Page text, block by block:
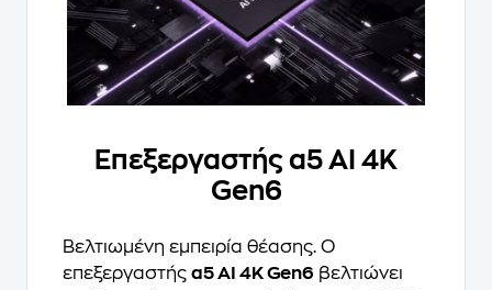
Επεξεργαστής α5 ΑΙ 4K
Gen6
Βελτιωμένη εμπειρία θέασης. Ο
επεξεργαστής α5 AI 4K Gen6 βελτιώνει